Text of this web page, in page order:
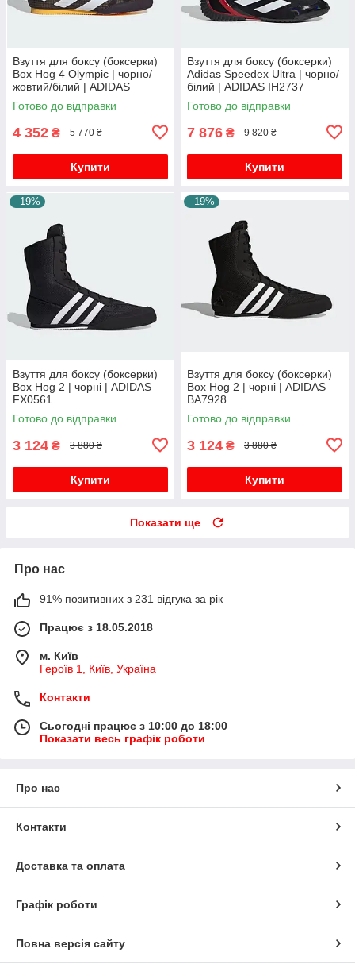
Взуття для боксу (боксерки)
Box Hog 4 Olympic | чорно/
жовтий/білий | ADIDAS
IF0477
Готово до відправки
4 352 ₴ 5 770 ₴
Купити
Взуття для боксу (боксерки)
Adidas Speedex Ultra | чорно/
білий | ADIDAS IH2737
Готово до відправки
7 876 ₴ 9 820 ₴
Купити
–19%
Взуття для боксу (боксерки)
Box Hog 2 | чорні | ADIDAS
FX0561
Готово до відправки
3 124 ₴ 3 880 ₴
Купити
–19%
Взуття для боксу (боксерки)
Box Hog 2 | чорні | ADIDAS
BA7928
Готово до відправки
3 124 ₴ 3 880 ₴
Купити
Показати ще
Про нас
91% позитивних з 231 відгука за рік
Працює з 18.05.2018
м. Київ
Героїв 1, Київ, Україна
Контакти
Сьогодні працює з 10:00 до 18:00
Показати весь графік роботи
Про нас
Контакти
Доставка та оплата
Графік роботи
Повна версія сайту